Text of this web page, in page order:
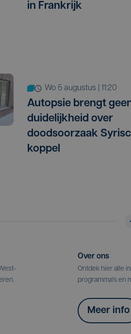
in Frankrijk
wo 5 augustus | 11:20
Autopsie brengt
duidelijkheid over
doodsoorzaak
koppel
Over ons
Ontdek hier alle
programma's en
Meer info